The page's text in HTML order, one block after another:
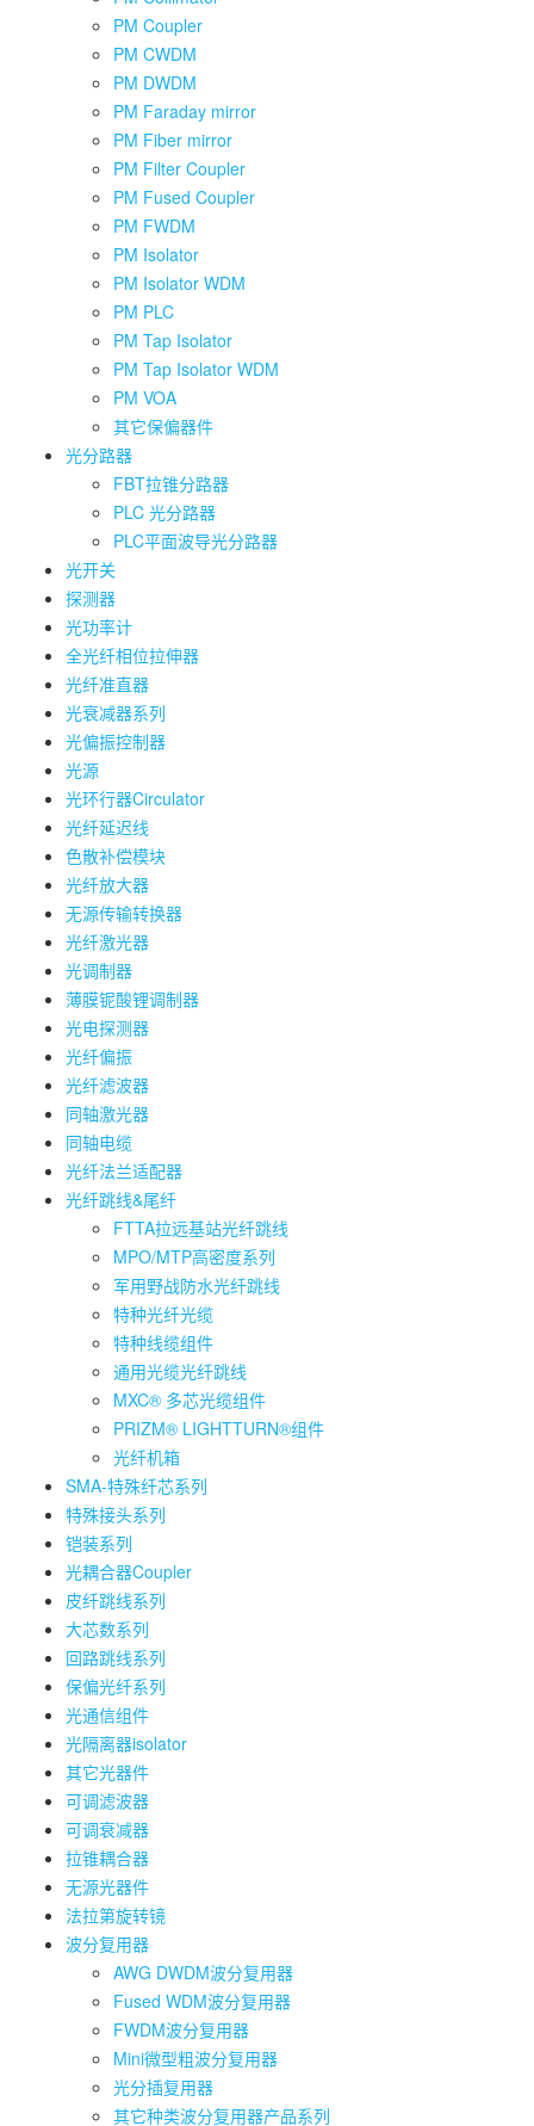
PM Coupler
PM CWDM
PM DWDM
PM Faraday mirror
PM Fiber mirror
PM Filter Coupler
PM Fused Coupler
PM FWDM
PM Isolator
PM Isolator WDM
PM PLC
PM Tap Isolator
PM Tap Isolator WDM
PM VOA
其它保偏器件
光分路器
FBT拉锥分路器
PLC 光分路器
PLC平面波导光分路器
光开关
探测器
光功率计
全光纤相位拉伸器
光纤准直器
光衰减器系列
光偏振控制器
光源
光环行器Circulator
光纤延迟线
色散补偿模块
光纤放大器
无源传输转换器
光纤激光器
光调制器
薄膜铌酸锂调制器
光电探测器
光纤偏振
光纤滤波器
同轴激光器
同轴电缆
光纤法兰适配器
光纤跳线&尾纤
FTTA拉远基站光纤跳线
MPO/MTP高密度系列
军用野战防水光纤跳线
特种光纤光缆
特种线缆组件
通用光缆光纤跳线
MXC® 多芯光缆组件
PRIZM® LIGHTTURN®组件
光纤机箱
SMA-特殊纤芯系列
特殊接头系列
铠装系列
光耦合器Coupler
皮纤跳线系列
大芯数系列
回路跳线系列
保偏光纤系列
光通信组件
光隔离器isolator
其它光器件
可调滤波器
可调衰减器
拉锥耦合器
无源光器件
法拉第旋转镜
波分复用器
AWG DWDM波分复用器
Fused WDM波分复用器
FWDM波分复用器
Mini微型粗波分复用器
光分插复用器
其它种类波分复用器产品系列